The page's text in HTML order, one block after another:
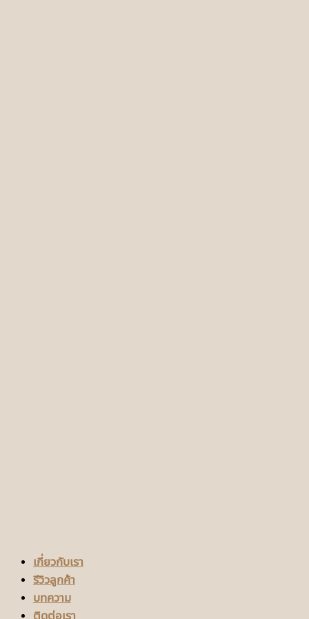
เกี่ยวกับเรา
รีวิวลูกค้า
บทความ
ติดต่อเรา